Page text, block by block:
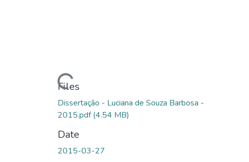
Loading...
Files
Dissertação - Luciana de Souza Barbosa -
2015.pdf(4.54 MB)
Date
2015-03-27